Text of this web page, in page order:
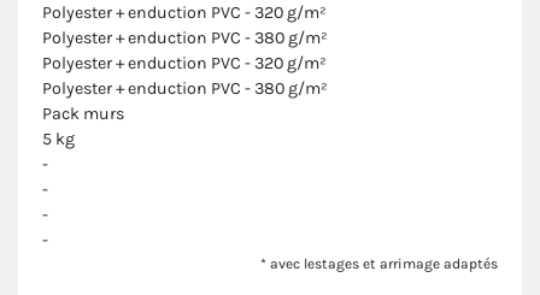
Polyester + enduction PVC - 320 g/m²
Polyester + enduction PVC - 380 g/m²
Polyester + enduction PVC - 320 g/m²
Polyester + enduction PVC - 380 g/m²
Pack murs
5 kg
-
-
-
-
* avec lestages et arrimage adaptés